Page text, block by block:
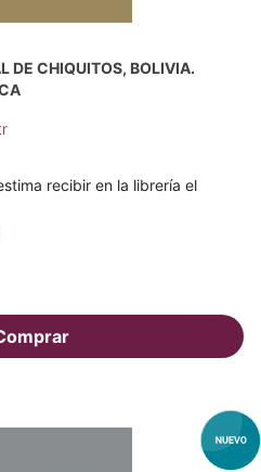
DE CHIQUITOS, BOLIVIA.
recibir en la librería el